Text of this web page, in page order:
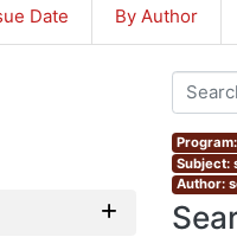
Date By Author
Subject:
Author: